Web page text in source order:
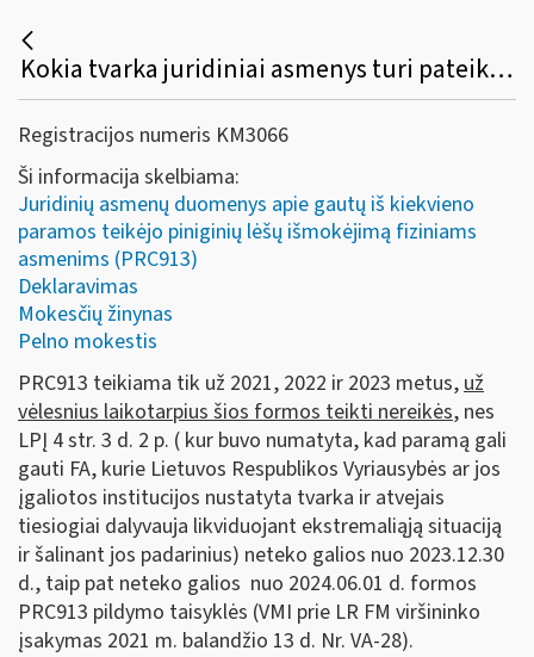
Kokia tvarka juridiniai asmenys turi pateikti formą PRC913?
Registracijos numeris KM3066
Ši informacija skelbiama:
Juridinių asmenų duomenys apie gautų iš kiekvieno
paramos teikėjo piniginių lėšų išmokėjimą fiziniams
asmenims (PRC913)
Deklaravimas
Mokesčių žinynas
Pelno mokestis
PRC913 teikiama tik už 2021, 2022 ir 2023 metus, už
vėlesnius laikotarpius šios formos teikti nereikės, nes
LPĮ 4 str. 3 d. 2 p. ( kur buvo numatyta, kad paramą gali
gauti FA, kurie Lietuvos Respublikos Vyriausybės ar jos
įgaliotos institucijos nustatyta tvarka ir atvejais
tiesiogiai dalyvauja likviduojant ekstremaliąją situaciją
ir šalinant jos padarinius) neteko galios nuo 2023.12.30
d., taip pat neteko galios nuo 2024.06.01 d. formos
PRC913 pildymo taisyklės (VMI prie LR FM viršininko
įsakymas 2021 m. balandžio 13 d. Nr. VA-28).